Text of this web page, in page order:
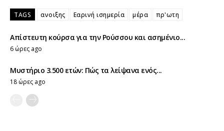
TAGS ανοιξης Εαρινή ισημερία μέρα πρ'ωτη
Απίστευτη κούρσα για την Ρούσσου και ασημένιο...
6 ώρες ago
Μυστήριο 3.500 ετών: Πώς τα λείψανα ενός...
18 ώρες ago